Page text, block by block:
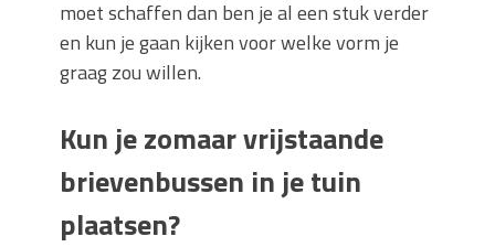
moet schaffen dan ben je al een stuk verder
en kun je gaan kijken voor welke vorm je
graag zou willen.
Kun je zomaar vrijstaande
brievenbussen in je tuin
plaatsen?